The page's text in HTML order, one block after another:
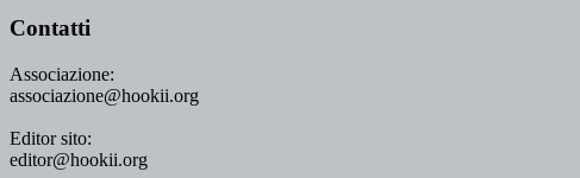
Contatti
Associazione:
associazione@hookii.org
Editor sito:
editor@hookii.org